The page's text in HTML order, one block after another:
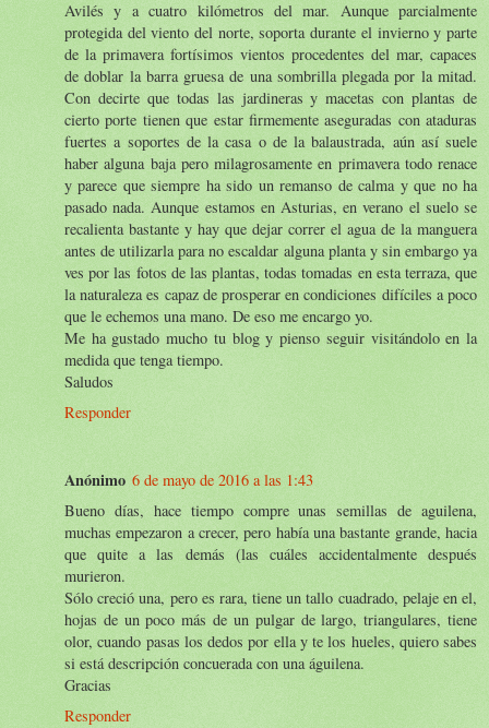
Avilés y a cuatro kilómetros del mar. Aunque parcialmente
protegida del viento del norte, soporta durante el invierno y parte
de la primavera fortísimos vientos procedentes del mar, capaces
de doblar la barra gruesa de una sombrilla plegada por la mitad.
Con decirte que todas las jardineras y macetas con plantas de
cierto porte tienen que estar firmemente aseguradas con ataduras
fuertes a soportes de la casa o de la balaustrada, aún así suele
haber alguna baja pero milagrosamente en primavera todo renace
y parece que siempre ha sido un remanso de calma y que no ha
pasado nada. Aunque estamos en Asturias, en verano el suelo se
recalienta bastante y hay que dejar correr el agua de la manguera
antes de utilizarla para no escaldar alguna planta y sin embargo ya
ves por las fotos de las plantas, todas tomadas en esta terraza, que
la naturaleza es capaz de prosperar en condiciones difíciles a poco
que le echemos una mano. De eso me encargo yo.
Me ha gustado mucho tu blog y pienso seguir visitándolo en la
medida que tenga tiempo.
Saludos
Responder
Anónimo 6 de mayo de 2016 a las 1:43
Bueno días, hace tiempo compre unas semillas de aguilena,
muchas empezaron a crecer, pero había una bastante grande, hacia
que quite a las demás (las cuáles accidentalmente después
murieron.
Sólo creció una, pero es rara, tiene un tallo cuadrado, pelaje en el,
hojas de un poco más de un pulgar de largo, triangulares, tiene
olor, cuando pasas los dedos por ella y te los hueles, quiero sabes
si está descripción concuerada con una águilena.
Gracias
Responder